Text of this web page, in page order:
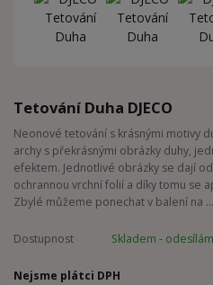
Tetování Duha DJECO
Neonové tetování s krásnými motivy
archy s překrásnými obrázky duhy,
efektem. Jednotlivé obrázky se dají
ochrannou vrchní folií a díky tomu se
Zbylé můžeme ponechat v balení na ...
Dostupnost Skladem -
Nejsme plátci DPH